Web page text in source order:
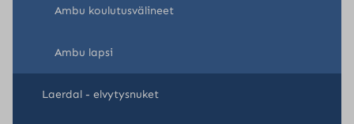
Ambu koulutusvälineet
Ambu lapsi
Laerdal - elvytysnuket